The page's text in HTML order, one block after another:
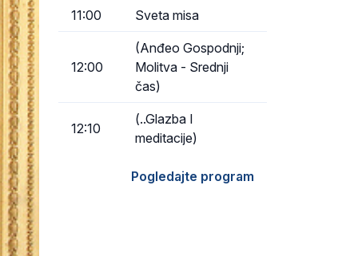
11:00 Sveta misa
12:00
(Anđeo Gospodnji;
Molitva - Srednji
čas)
12:10
(..Glazba I
meditacije)
Pogledajte program